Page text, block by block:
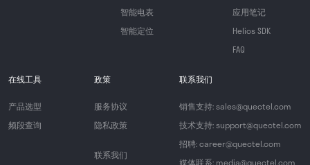
智能电表
智能定位
应用笔记
Helios SDK
FAQ
在线工具
产品选型
频段查询
政策
服务协议
隐私政策
联系我们
联系我们
销售支持: sales@quectel.com
技术支持: support@quectel.com
招聘: career@quectel.com
媒体联系: media@quectel.com